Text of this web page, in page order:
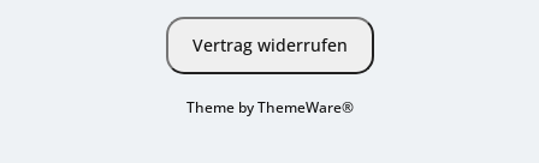
Vertrag widerrufen
Theme byThemeWare®